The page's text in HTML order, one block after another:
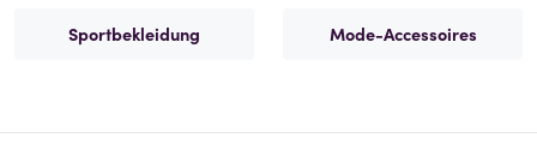
Sportbekleidung Mode-Accessoires